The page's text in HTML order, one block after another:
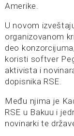
Amerike.
U novom
organizovanom
deo
koristi softver
aktivista i
dopisnika RSE.
Među njima je
RSE u Bakuu i
novinarki te